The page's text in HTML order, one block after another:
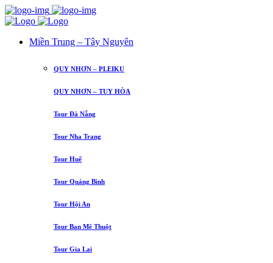
Miền Trung – Tây Nguyên
QUY NHƠN – PLEIKU
QUY NHƠN – TUY HÒA
Tour Đà Nẵng
Tour Nha Trang
Tour Huế
Tour Quảng Bình
Tour Hội An
Tour Ban Mê Thuột
Tour Gia Lai